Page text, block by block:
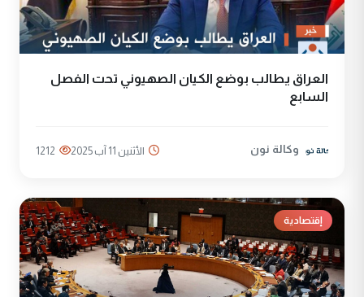
العراق يطالب بوضع الكيان الصهيوني تحت الفصل
السابع
وكالة نون الأثنين 11 آب 2025 1212
إقتصادية